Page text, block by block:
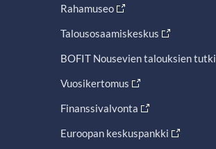
Rahamuseo
Talousosaamiskeskus
BOFIT Nousevien talouksien
Vuosikertomus
Finanssivalvonta
Euroopan keskuspankki